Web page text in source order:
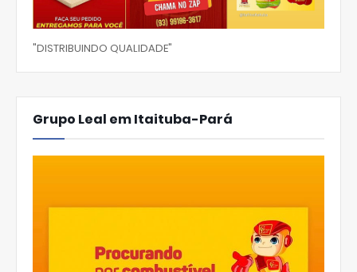
"DISTRIBUINDO QUALIDADE"
Grupo Leal em Itaituba-Pará